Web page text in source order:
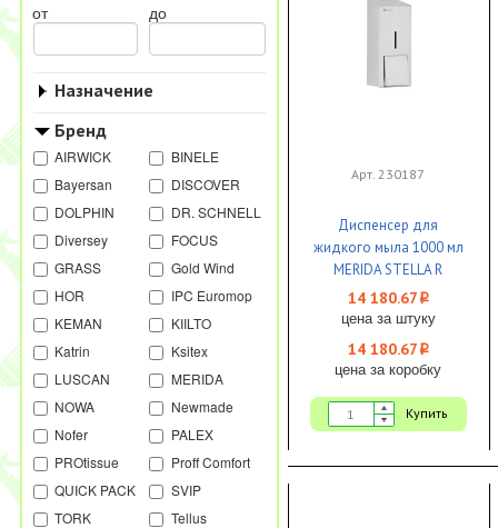
от до
Назначение
Бренд
AIRWICK
BINELE
Bayersan
DISCOVER
DOLPHIN
DR. SCHNELL
Diversey
FOCUS
GRASS
Gold Wind
HOR
IPC Euromop
KEMAN
KIILTO
Katrin
Ksitex
LUSCAN
MERIDA
NOWA
Newmade
Nofer
PALEX
PROtissue
Proff Comfort
QUICK PACK
SVIP
TORK
Tellus
Арт. 230187
Диспенсер для
жидкого мыла 1000 мл
MERIDA STELLA R
металл матовый 1/1
14 180.67 i
цена за штуку
14 180.67 i
цена за коробку
Купить